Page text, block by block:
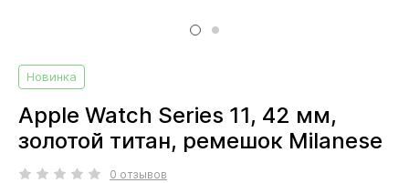
Новинка
Apple Watch Series 11, 42 мм,
золотой титан, ремешок Milanese
0 отзывов